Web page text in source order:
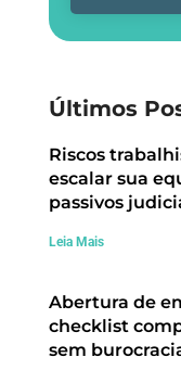
Últimos
Riscos
escalar sua
passivos
Leia Mais
Abertura de
checklist
sem